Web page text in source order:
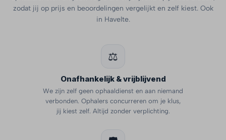
zodat jij op prijs en beoordelingen vergelijkt en zelf kiest. Ook
in Havelte.
⚖️
Onafhankelijk & vrijblijvend
We zijn zelf geen ophaaldienst en aan niemand
verbonden. Ophalers concurreren om je klus,
jij kiest zelf. Altijd zonder verplichting.